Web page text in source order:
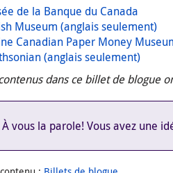
de la Banque du Canada
Museum (anglais seulement)
Canadian Paper Money
(anglais seulement)
dans ce billet de blogue
À vous la parole! Vous avez une